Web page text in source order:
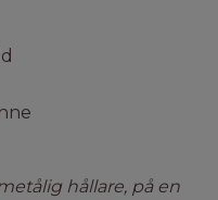
hållare, på en